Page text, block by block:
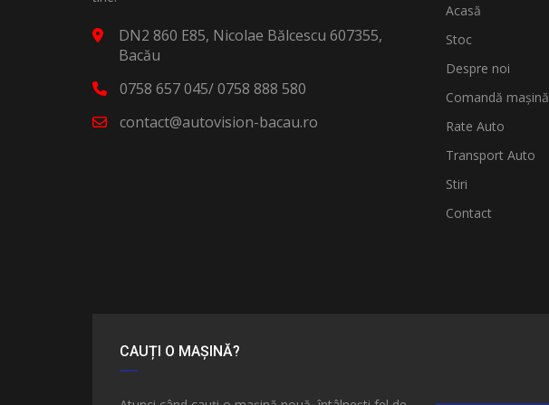
DN2 860 E85, Nicolae Bălcescu 607355,
Bacău
0758 657 045/ 0758 888 580
contact@autovision-bacau.ro
Acasă
Stoc
Despre noi
Comandă mașină
Rate Auto
Transport Auto
Stiri
Contact
CAUȚI O MAȘINĂ?